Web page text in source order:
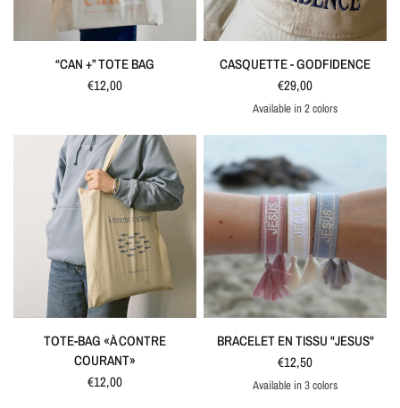
QUICK VIEW
“CAN +” TOTE BAG
€12,00
QUICK VIEW
CASQUETTE - GODFIDENCE
€29,00
Bleu marine
Ivoire
Available in 2 colors
QUICK VIEW
TOTE-BAG «À CONTRE
COURANT»
€12,00
QUICK VIEW
BRACELET EN TISSU "JESUS"
€12,50
RoseIvoireBleu
Available in 3 colors